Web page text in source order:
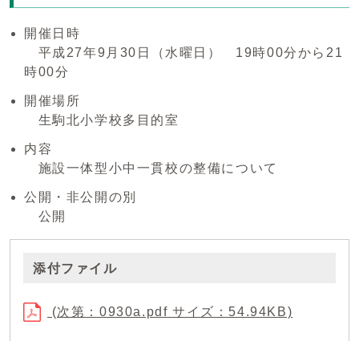
開催日時
平成27年9月30日（水曜日） 19時00分から21
時00分
開催場所
生駒北小学校多目的室
内容
施設一体型小中一貫校の整備について
公開・非公開の別
公開
添付ファイル
(次第：0930a.pdf サイズ：54.94KB)